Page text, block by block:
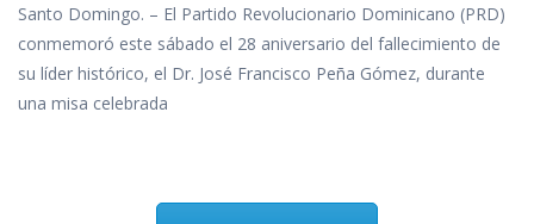
Santo Domingo. – El Partido Revolucionario Dominicano (PRD)
conmemoró este sábado el 28 aniversario del fallecimiento de
su líder histórico, el Dr. José Francisco Peña Gómez, durante
una misa celebrada